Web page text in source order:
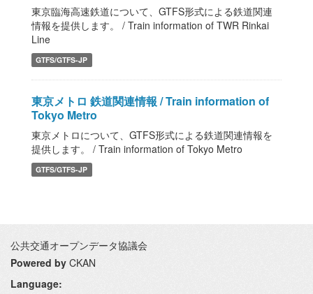
東京臨海高速鉄道について、GTFS形式による鉄道関連
情報を提供します。 / Train information of TWR Rinkai
Line
GTFS/GTFS-JP
東京メトロ 鉄道関連情報 / Train information of
Tokyo Metro
東京メトロについて、GTFS形式による鉄道関連情報を
提供します。 / Train information of Tokyo Metro
GTFS/GTFS-JP
公共交通オープンデータ協議会
Powered by CKAN
Language